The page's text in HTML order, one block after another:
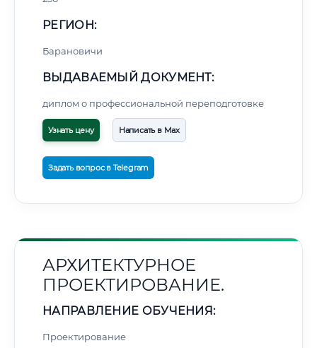
РЕГИОН:
Барановичи
ВЫДАВАЕМЫЙ ДОКУМЕНТ:
диплом о профессиональной переподготовке
Узнать цену Написать в Max
Задать вопрос в Telegram
АРХИТЕКТУРНОЕ
ПРОЕКТИРОВАНИЕ.
НАПРАВЛЕНИЕ ОБУЧЕНИЯ:
Проектирование